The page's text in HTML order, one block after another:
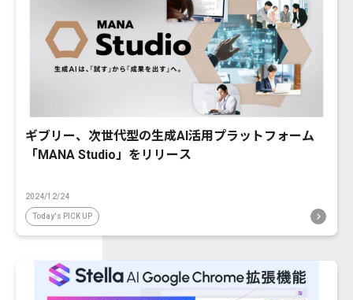
ギブリー、次世代型の生成AI活用プラットフォーム
「MANA Studio」をリリース
2024/12/24
Today's PICK UP